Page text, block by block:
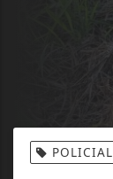
POLICIAL